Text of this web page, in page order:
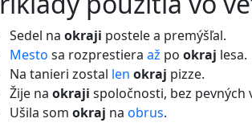
Sedel na okraji postele a premýšľal.
Mesto sa rozprestiera až po okraj lesa.
Na tanieri zostal len okraj pizze.
Žije na okraji spoločnosti, bez pevných
Ušila som okraj na obrus.